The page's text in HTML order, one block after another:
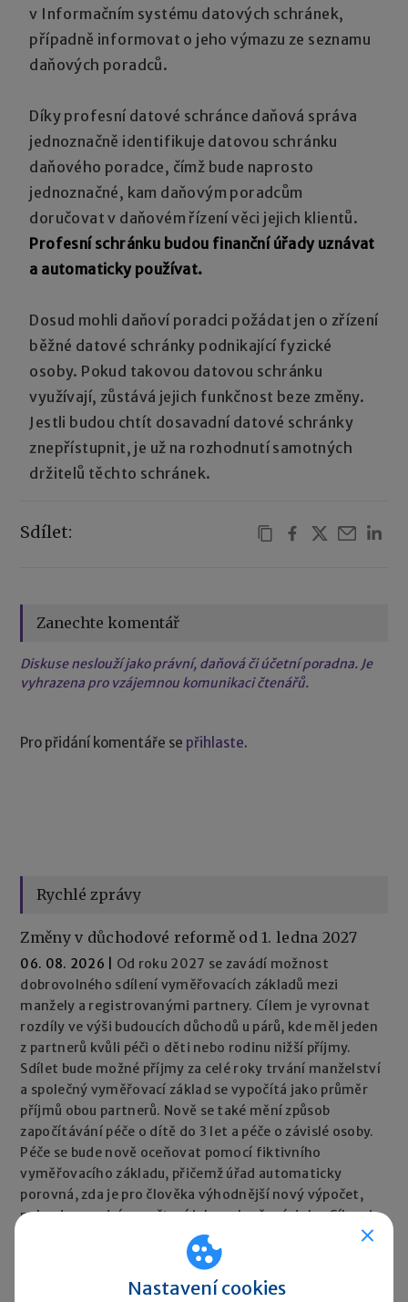
v Informačním systému datových schránek,
případně informovat o jeho výmazu ze seznamu
daňových poradců.
Díky profesní datové schránce daňová správa
jednoznačně identifikuje datovou schránku
daňového poradce, čímž bude naprosto
jednoznačné, kam daňovým poradcům
doručovat v daňovém řízení věci jejich klientů.
Profesní schránku budou finanční úřady uznávat
a automaticky používat.
Dosud mohli daňoví poradci požádat jen o zřízení
běžné datové schránky podnikající fyzické
osoby. Pokud takovou datovou schránku
využívají, zůstává jejich funkčnost beze změny.
Jestli budou chtít dosavadní datové schránky
znepřístupnit, je už na rozhodnutí samotných
držitelů těchto schránek.
Sdílet:
Zanechte komentář
Diskuse neslouží jako právní, daňová či účetní poradna. Je
vyhrazena pro vzájemnou komunikaci čtenářů.
Pro přidání komentáře se přihlaste.
Rychlé zprávy
Změny v důchodové reformě od 1. ledna 2027
06. 08. 2026
Od roku 2027 se zavádí možnost
dobrovolného sdílení vyměřovacích základů mezi
manžely a registrovanými partnery. Cílem je vyrovnat
rozdíly ve výši budoucích důchodů u párů, kde měl jeden
z partnerů kvůli péči o děti nebo rodinu nižší příjmy.
Sdílet bude možné příjmy za celé roky trvání manželství
a společný vyměřovací základ se vypočítá jako průměr
příjmů obou partnerů. Nově se také mění způsob
započítávání péče o dítě do 3 let a péče o závislé osoby.
Péče se bude nově oceňovat pomocí fiktivního
vyměřovacího základu, přičemž úřad automaticky
porovná, zda je pro člověka výhodnější nový výpočet,
nebo dosavadní započtení jako vyloučené doby. Cílem je,
aby péče neměla negativní dopad na výši důchodu.
Nastavení cookies